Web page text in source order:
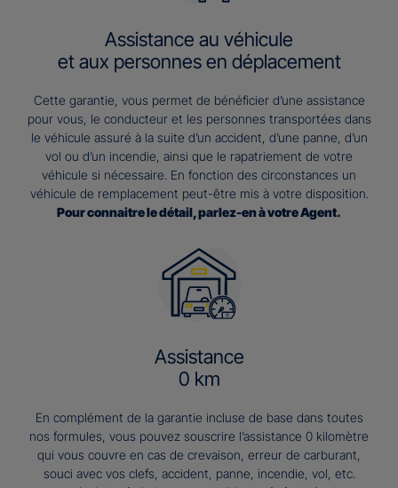
Assistance au véhicule
et aux personnes en déplacement
Cette garantie, vous permet de bénéficier d’une assistance
pour vous, le conducteur et les personnes transportées dans
le véhicule assuré à la suite d’un accident, d’une panne, d’un
vol ou d’un incendie, ainsi que le rapatriement de votre
véhicule si nécessaire. En fonction des circonstances un
véhicule de remplacement peut-être mis à votre disposition.
Pour connaitre le détail, parlez-en à votre Agent.
Assistance
0 km
En complément de la garantie incluse de base dans toutes
nos formules, vous pouvez souscrire l’assistance 0 kilomètre
qui vous couvre en cas de crevaison, erreur de carburant,
souci avec vos clefs, accident, panne, incendie, vol, etc.